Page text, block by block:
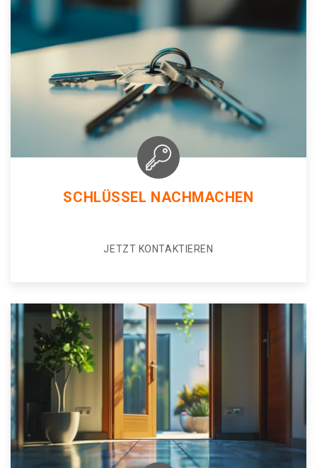
SCHLÜSSEL NACHMACHEN
JETZT KONTAKTIEREN